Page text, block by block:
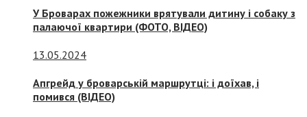
У Броварах пожежники врятували дитину і собаку з
палаючої квартири (ФОТО, ВІДЕО)
13.05.2024
Апгрейд у броварській маршрутці: і доїхав, і
помився (ВІДЕО)